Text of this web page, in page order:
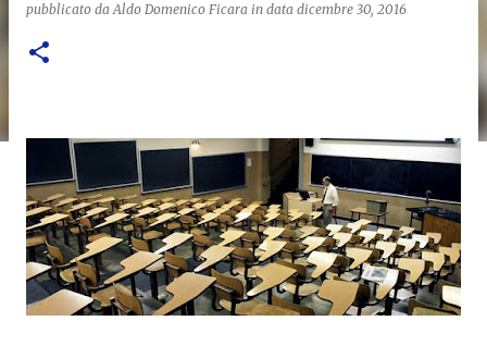
pubblicato daAldo Domenico Ficara in data dicembre 30, 2016